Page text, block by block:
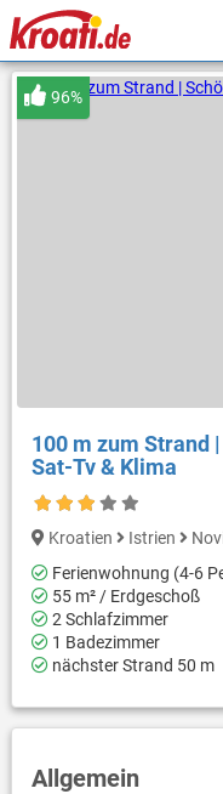
100 m zum Strand
Sat-Tv & Klima
96%
Kroatien Istrien
Ferienwohnung (4-6
55 m² / Erdgeschoß
2 Schlafzimmer
1 Badezimmer
nächster Strand 50 m
Allgemein